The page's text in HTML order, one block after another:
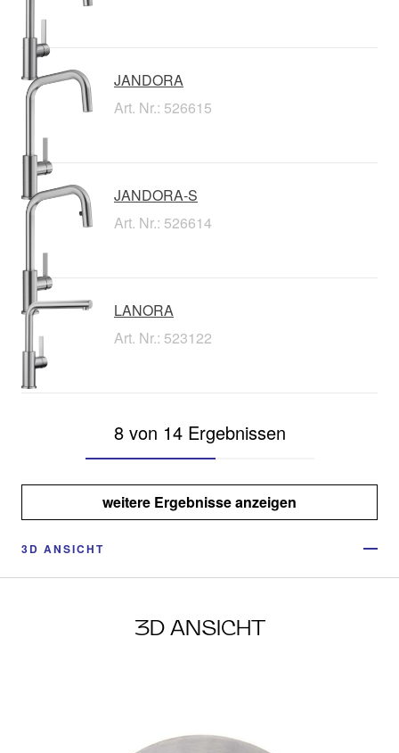
JANDORA
Art. Nr.: 526615
JANDORA-S
Art. Nr.: 526614
LANORA
Art. Nr.: 523122
8 von 14 Ergebnissen
weitere Ergebnisse anzeigen
3D ANSICHT
3D ANSICHT